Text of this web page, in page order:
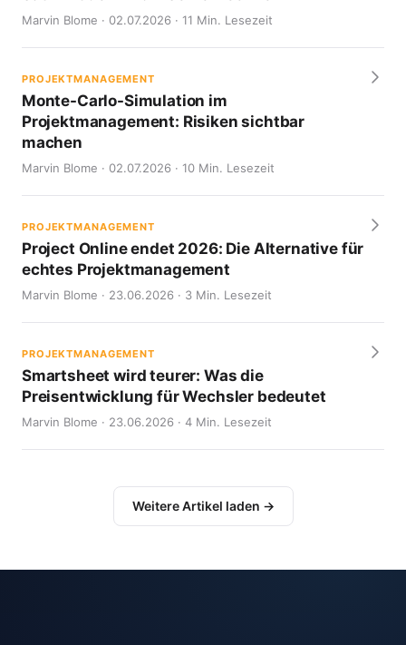
Marvin Blome · 02.07.2026 · 11 Min. Lesezeit
PROJEKTMANAGEMENT
Monte-Carlo-Simulation im
Projektmanagement: Risiken sichtbar
machen
Marvin Blome · 02.07.2026 · 10 Min. Lesezeit
PROJEKTMANAGEMENT
Project Online endet 2026: Die Alternative für
echtes Projektmanagement
Marvin Blome · 23.06.2026 · 3 Min. Lesezeit
PROJEKTMANAGEMENT
Smartsheet wird teurer: Was die
Preisentwicklung für Wechsler bedeutet
Marvin Blome · 23.06.2026 · 4 Min. Lesezeit
Weitere Artikel laden →